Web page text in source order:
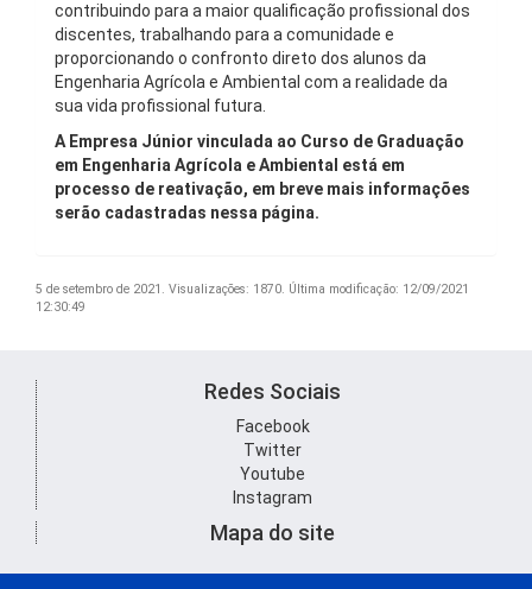
contribuindo para a maior qualificação profissional dos
discentes, trabalhando para a comunidade e
proporcionando o confronto direto dos alunos da
Engenharia Agrícola e Ambiental com a realidade da
sua vida profissional futura.
A Empresa Júnior vinculada ao Curso de Graduação
em Engenharia Agrícola e Ambiental está em
processo de reativação, em breve mais informações
serão cadastradas nessa página.
5 de setembro de 2021. Visualizações: 1870. Última modificação: 12/09/2021
12:30:49
Redes Sociais
Facebook
Twitter
Youtube
Instagram
Mapa do site